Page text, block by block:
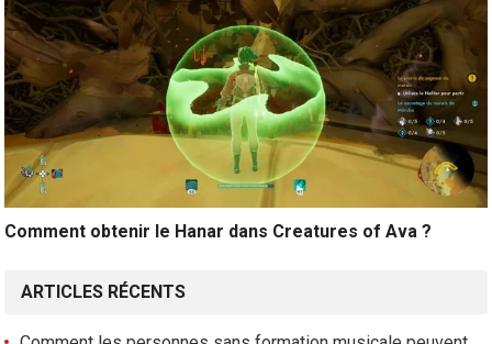
Comment obtenir le Hanar dans Creatures of Ava ?
ARTICLES RÉCENTS